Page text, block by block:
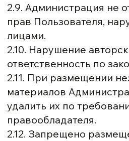
2.9. Администрация не
прав Пользователя,
лицами.
2.10. Нарушение
ответственность по
2.11. При размещении
материалов
удалить их по
правообладателя.
2.12. Запрещено